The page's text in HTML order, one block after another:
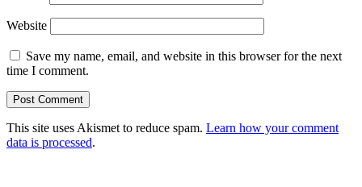
Website
Save my name, email, and website in this browser for the next
time I comment.
This site uses Akismet to reduce spam. Learn how your comment
data is processed.